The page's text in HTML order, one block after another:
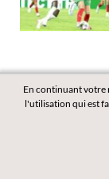
En continuant votre
l'utilisation qui est